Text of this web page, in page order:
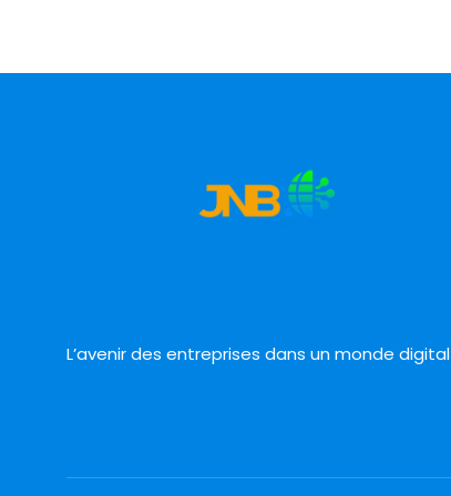
L’avenir des entreprises dans un monde digital